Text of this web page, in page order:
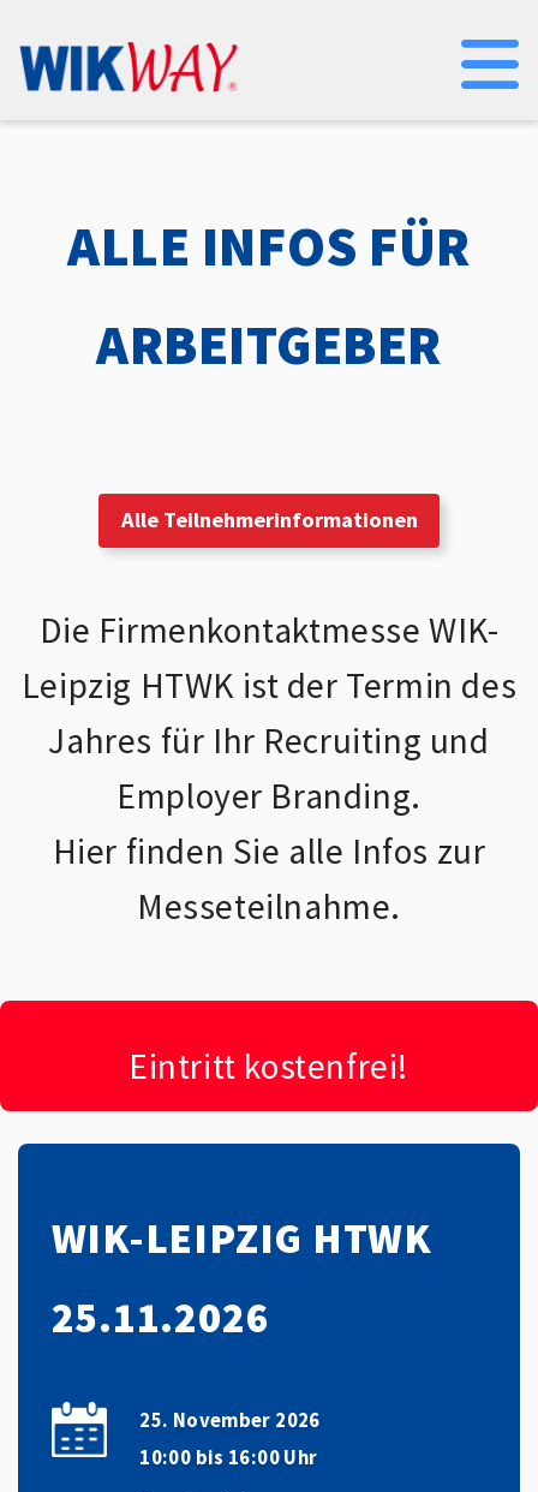
ALLE INFOS FÜR
ARBEITGEBER
Alle Teilnehmerinformationen
Die Firmenkontaktmesse WIK-
Leipzig HTWK ist der Termin des
Jahres für Ihr Recruiting und
Employer Branding.
Hier finden Sie alle Infos zur
Messeteilnahme.
Eintritt kostenfrei!
WIK-LEIPZIG HTWK
25.11.2026
25. November 2026
10:00 bis 16:00 Uhr